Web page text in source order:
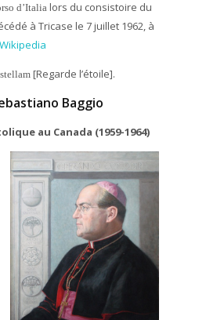
d’Italia lors du consistoire du
à Tricase le 7 juillet 1962, à
Wikipedia
[Regarde l’étoile].
Baggio
au Canada (1959-1964)